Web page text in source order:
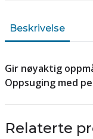
Beskrivelse
Gir nøyaktig
Oppsuging med
Relaterte